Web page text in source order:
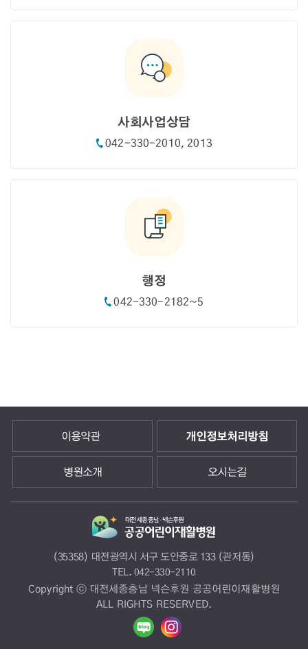
사회사업상담
042-330-2010, 2013
행정
042-330-2182~5
이용약관 개인정보처리방침
병원소개 오시는길
(35358) 대전광역시 서구 도안중로 133 (관저동)
TEL. 042-330-2110
Copyright ⓒ 대전세종충남 넥슨후원 공공어린이재활병원
ALL RIGHTS RESERVED.